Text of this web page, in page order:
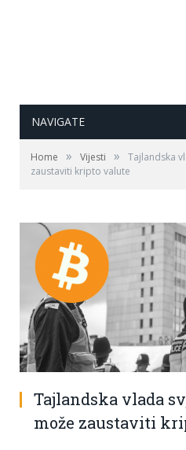
NAVIGATE
Home » Vijesti »
Tajlandska
zaustaviti kripto valute
Tajlandska vlada
može zaustaviti